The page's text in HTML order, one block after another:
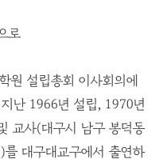
로
원 설립총회 이사회의에
난 1966년 설립, 1970년
교사(대구시 남구 봉덕동
를 대구대교구에서 출연하